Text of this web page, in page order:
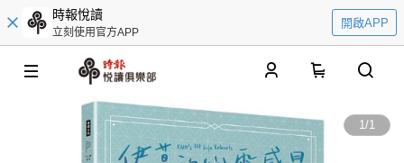
時報悅讀
立刻使用官方APP
開啟APP
1/1